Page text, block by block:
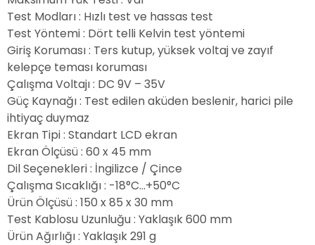
Test Modları: Hızlı test ve hassas test
Test Yöntemi: Dört telli Kelvin test yöntemi
Giriş Koruması: Ters kutup, yüksek voltaj ve zayıf
kelepçe teması koruması
Çalışma Voltajı: DC 9V – 35V
Güç Kaynağı: Test edilen aküden beslenir, harici pile
ihtiyaç duymaz
Ekran Tipi: Standart LCD ekran
Ekran Ölçüsü: 60 x 45 mm
Dil Seçenekleri: İngilizce / Çince
Çalışma Sıcaklığı: -18°C...+50°C
Ürün Ölçüsü: 150 x 85 x 30 mm
Test Kablosu Uzunluğu: Yaklaşık 600 mm
Ürün Ağırlığı: Yaklaşık 291 g